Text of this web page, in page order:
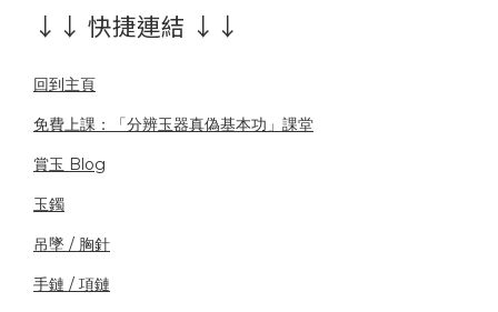
↓↓ 快捷連結 ↓↓
回到主頁
免費上課：「分辨玉器真偽基本功」課堂
賞玉 Blog
玉鐲
吊墜 / 胸針
手鏈 / 項鏈